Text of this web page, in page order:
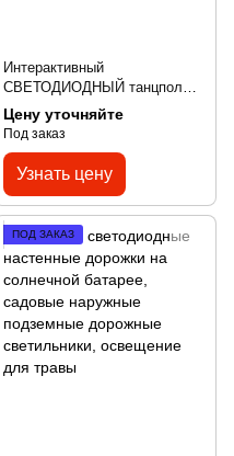
Интерактивный
СВЕТОДИОДНЫЙ танцпол
30x30 см активная игра для
использования в помещении
развлечений и игровых
комнат
Цену уточняйте
Под заказ
Узнать цену
ПОД ЗАКАЗ